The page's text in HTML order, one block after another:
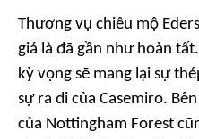
Thương vụ chiêu mộ
giá là đã gần như hoàn
kỳ vọng sẽ mang lại sự
sự ra đi của Casemiro.
của Nottingham Forest